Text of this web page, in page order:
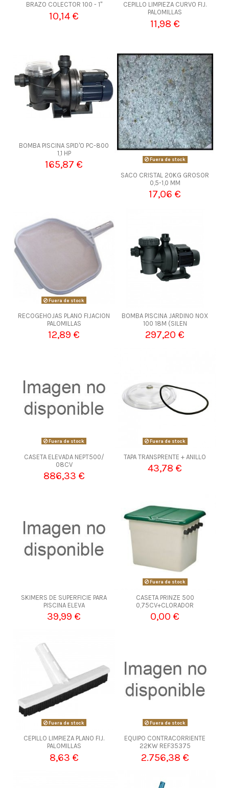
BRAZO COLECTOR 100 - 1"
10,14 €
CEPILLO LIMPIEZA CURVO FIJ.
PALOMILLAS
11,98 €
BOMBA PISCINA SPID'O PC-800
1,1 HP
165,87 € Fuera de stock
SACO CRISTAL 20KG GROSOR
0,5-1,0 MM
17,06 €
Fuera de stock
RECOGEHOJAS PLANO FIJACION
PALOMILLAS
12,89 €
BOMBA PISCINA JARDINO NOX
100 18M (SILEN
297,20 €
Fuera de stock
CASETA ELEVADA NEPT500/
08CV
886,33 €
Fuera de stock
TAPA TRANSPRENTE + ANILLO
43,78 €
SKIMERS DE SUPERFICIE PARA
PISCINA ELEVA
39,99 €
Fuera de stock
CASETA PRINZE 500
0,75CV+CLORADOR
0,00 €
Fuera de stock
CEPILLO LIMPIEZA PLANO FIJ.
PALOMILLAS
8,63 €
Fuera de stock
EQUIPO CONTRACORRIENTE
22KW REF35375
2.756,38 €